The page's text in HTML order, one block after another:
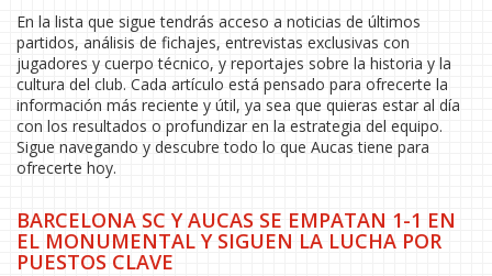
En la lista que sigue tendrás acceso a noticias de últimos
partidos, análisis de fichajes, entrevistas exclusivas con
jugadores y cuerpo técnico, y reportajes sobre la historia y la
cultura del club. Cada artículo está pensado para ofrecerte la
información más reciente y útil, ya sea que quieras estar al día
con los resultados o profundizar en la estrategia del equipo.
Sigue navegando y descubre todo lo que Aucas tiene para
ofrecerte hoy.
BARCELONA SC Y AUCAS SE EMPATAN 1-1 EN
EL MONUMENTAL Y SIGUEN LA LUCHA POR
PUESTOS CLAVE